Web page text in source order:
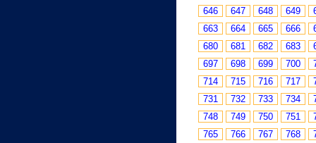
646
647 648 649
663
664 665 666
680
681 682 683
697
698 699 700
714
715 716 717
731
732 733 734
748
749 750 751
765
766 767 768